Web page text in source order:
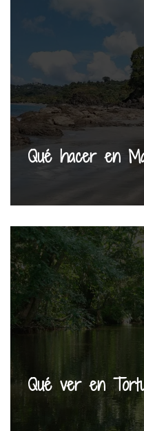
Qué hacer en
Qué ver en